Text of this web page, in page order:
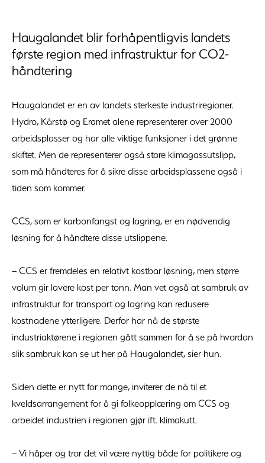
Haugalandet blir forhåpentligvis landets
første region med infrastruktur for CO2-
håndtering
Haugalandet er en av landets sterkeste industriregioner.
Hydro, Kårstø og Eramet alene representerer over 2000
arbeidsplasser og har alle viktige funksjoner i det grønne
skiftet. Men de representerer også store klimagassutslipp,
som må håndteres for å sikre disse arbeidsplassene også i
tiden som kommer.
CCS, som er karbonfangst og lagring, er en nødvendig
løsning for å håndtere disse utslippene.
– CCS er fremdeles en relativt kostbar løsning, men større
volum gir lavere kost per tonn. Man vet også at sambruk av
infrastruktur for transport og lagring kan redusere
kostnadene ytterligere. Derfor har nå de største
industriaktørene i regionen gått sammen for å se på hvordan
slik sambruk kan se ut her på Haugalandet, sier hun.
Siden dette er nytt for mange, inviterer de nå til et
kveldsarrangement for å gi folkeopplæring om CCS og
arbeidet industrien i regionen gjør ift. klimakutt.
– Vi håper og tror det vil være nyttig både for politikere og